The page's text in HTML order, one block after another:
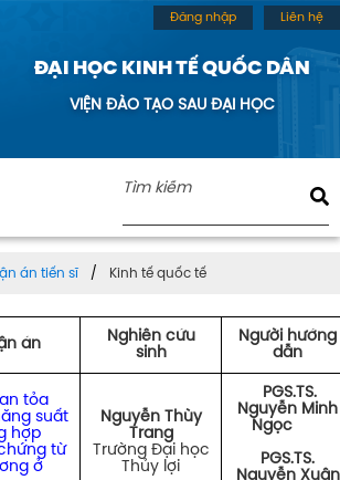
ĐẠI HỌC KINH TẾ QUỐC DÂN
VIỆN ĐÀO TẠO SAU ĐẠI HỌC
Đăng nhập Liên hệ
án tiến sĩ Kinh tế quốc tế
án
Nghiên cứu
sinh
Người hướng
dẫn
tỏa
suất
hợp
từ
ở
Nguyễn Thùy
Trang
Trường Đại học
Thủy lợi
PGS.TS.
Nguyễn Minh
Ngọc
PGS.TS.
Nguyễn Xuân